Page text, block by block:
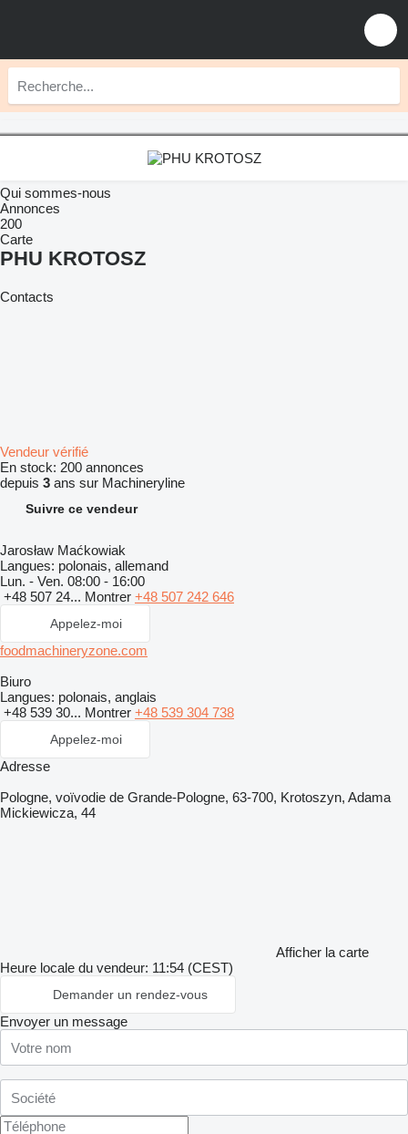
Qui sommes-nous
Annonces
200
Carte
PHU KROTOSZ
Contacts
Vendeur vérifié
En stock: 200 annonces
depuis 3 ans sur Machineryline
Suivre ce vendeur
Jarosław Maćkowiak
Langues: polonais, allemand
Lun. - Ven. 08:00 - 16:00
+48 507 24... Montrer +48 507 242 646
Appelez-moi
foodmachineryzone.com
Biuro
Langues: polonais, anglais
+48 539 30... Montrer +48 539 304 738
Appelez-moi
Adresse
Pologne, voïvodie de Grande-Pologne, 63-700, Krotoszyn, Adama
Mickiewicza, 44
Afficher la carte
Heure locale du vendeur: 11:54 (CEST)
Demander un rendez-vous
Envoyer un message